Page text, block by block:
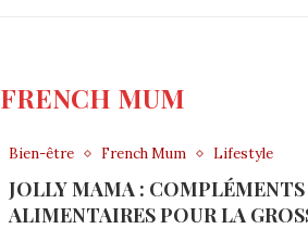
FRENCH MUM
Bien-être French Mum Lifestyle
JOLLY MAMA : COMPLÉMENTS
ALIMENTAIRES POUR LA